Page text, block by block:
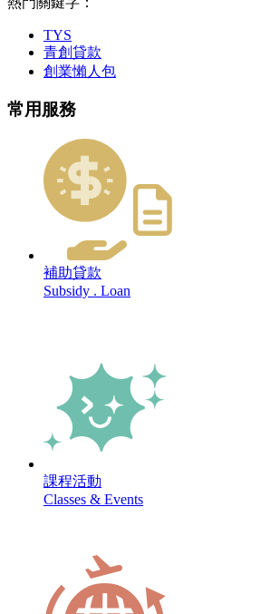
TYS
青創貸款
創業懶人包
常用服務
補助貸款
Subsidy . Loan
課程活動
Classes & Events